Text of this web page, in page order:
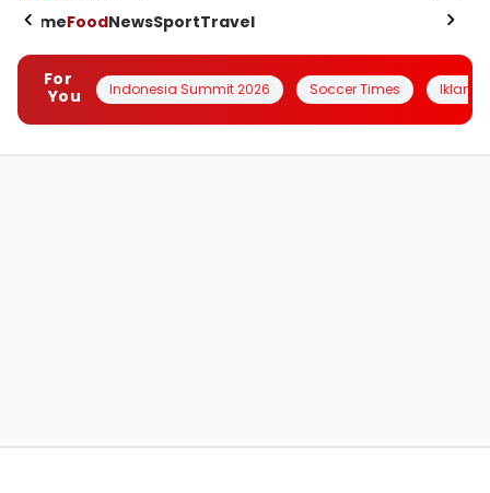
HomeFoodNewsSportTravel
For
You
Indonesia Summit 2026 Soccer Times Iklanin